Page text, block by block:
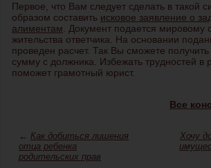
Первое, что Вам следует сделать в такой
образом составить исковое заявление о
алиментам. Документ подается мировому
жительства ответчика. На основании
проведен расчет. Так Вы сможете
сумму с должника. Избежать трудностей в
поможет грамотный юрист.
Все
← Как добиться лишения
отца ребенка
родительских прав
Хочу